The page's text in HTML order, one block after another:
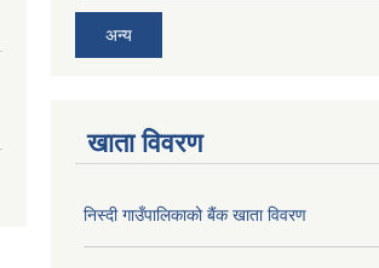
अन्य
खाता विवरण
निस्दी गाउँपालिकाको बैंक खाता विवरण